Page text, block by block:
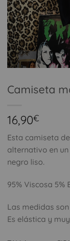
Camiseta
16,90€
Esta camiseta
alternativo en
negro liso.
95% Viscosa 5%
Las medidas
Es elástica y